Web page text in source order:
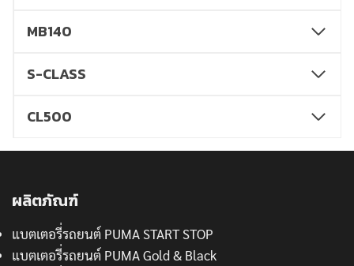
MB140
S-CLASS
CL500
ผลิตภัณฑ์
แบตเตอรี่รถยนต์ PUMA START STOP
แบตเตอรี่รถยนต์ PUMA Gold & Black